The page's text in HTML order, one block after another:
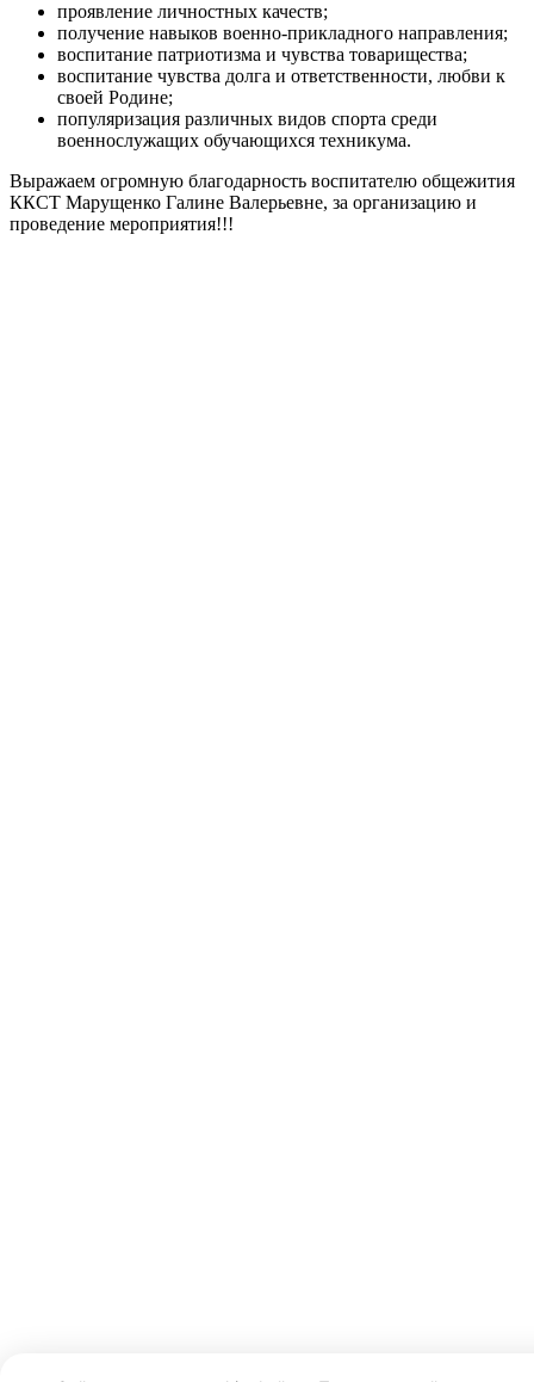
проявление личностных качеств;
получение навыков военно-прикладного направления;
воспитание патриотизма и чувства товарищества;
воспитание чувства долга и ответственности, любви к
своей Родине;
популяризация различных видов спорта среди
военнослужащих обучающихся техникума.
Выражаем огромную благодарность воспитателю общежития
ККСТ Марущенко Галине Валерьевне, за организацию и
проведение мероприятия!!!